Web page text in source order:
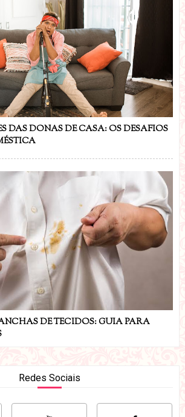
DAS DONAS DE CASA: OS DESAFIOS
DE TECIDOS: GUIA PARA
Redes Sociais